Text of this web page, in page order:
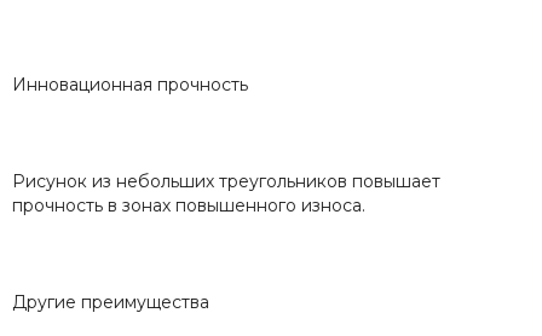
Инновационная прочность
Рисунок из небольших треугольников повышает
прочность в зонах повышенного износа.
Другие преимущества